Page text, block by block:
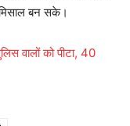
बन सके।
वालों को पीटा, 40